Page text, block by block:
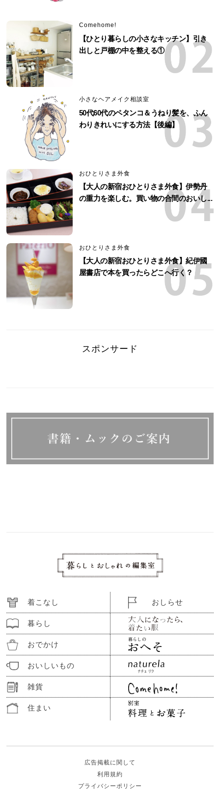
Comehome!
【ひとり暮らしの小さなキッチン】引き
出しと戸棚の中を整える①
小さなヘアメイク相談室
50代60代のペタンコ＆うねり髪を、ふん
わりきれいにする方法【後編】
おひとりさま外食
【大人の新宿おひとりさま外食】伊勢丹
の重力を楽しむ。買い物の合間のおいし...
おひとりさま外食
【大人の新宿おひとりさま外食】紀伊國
屋書店で本を買ったらどこへ行く？
スポンサード
着こなし
暮らし
おでかけ
おいしいもの
雑貨
住まい
おしらせ
広告掲載に関して
利用規約
プライバシーポリシー